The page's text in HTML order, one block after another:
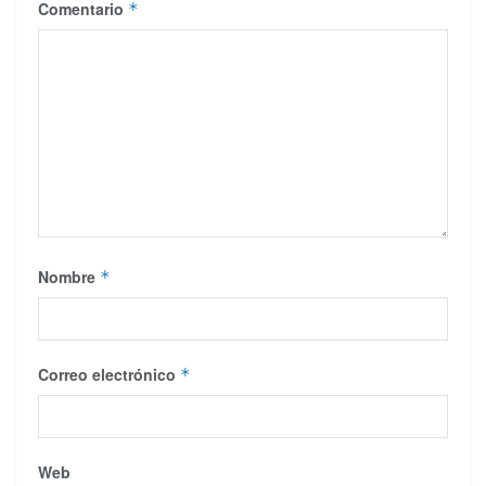
Comentario *
Nombre *
Correo electrónico *
Web